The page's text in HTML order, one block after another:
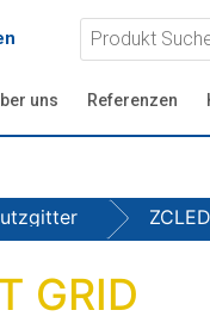
uns Referenzen
GRID